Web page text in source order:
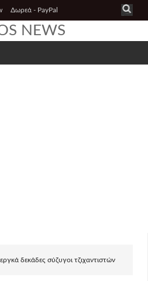
Δωρεά - PayPal
NEWS
δεκάδες σύζυγοι τζιχαντιστών